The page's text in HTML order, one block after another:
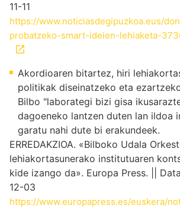
11-11
https://www.noticiasdegipuzkoa.eus/
probatzeko-smart-ideien-lehiaketa-
Akordioaren bitartez, hiri
politikak diseinatzeko eta
Bilbo "laborategi bizi gisa
dagoeneko lantzen duten lan ildoa
garatu nahi dute bi erakundeek.
ERREDAKZIOA. «Bilboko Udala
lehiakortasunerako institutuaren
kide izango da». Europa Press. ||
12-03
https://www.europapress.es/euskera/